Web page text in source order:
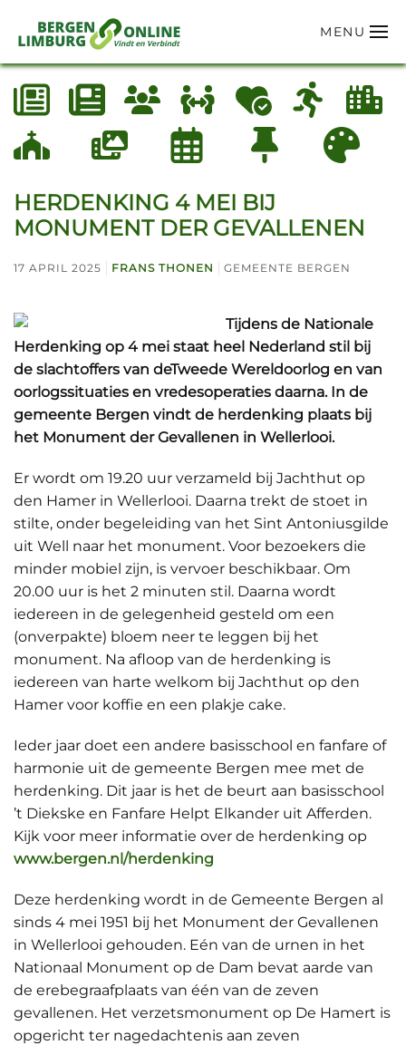
Terug naar hoofdinhoud
MENU
HERDENKING 4 MEI BIJ
MONUMENT DER GEVALLENEN
17 APRIL 2025 FRANS THONEN GEMEENTE BERGEN
Tijdens de Nationale
Herdenking op 4 mei staat heel Nederland stil bij
de slachtoffers van deTweede Wereldoorlog en van
oorlogssituaties en vredesoperaties daarna. In de
gemeente Bergen vindt de herdenking plaats bij
het Monument der Gevallenen in Wellerlooi.
Er wordt om 19.20 uur verzameld bij Jachthut op
den Hamer in Wellerlooi. Daarna trekt de stoet in
stilte, onder begeleiding van het Sint Antoniusgilde
uit Well naar het monument. Voor bezoekers die
minder mobiel zijn, is vervoer beschikbaar. Om
20.00 uur is het 2 minuten stil. Daarna wordt
iedereen in de gelegenheid gesteld om een
(onverpakte) bloem neer te leggen bij het
monument. Na afloop van de herdenking is
iedereen van harte welkom bij Jachthut op den
Hamer voor koffie en een plakje cake.
Ieder jaar doet een andere basisschool en fanfare of
harmonie uit de gemeente Bergen mee met de
herdenking. Dit jaar is het de beurt aan basisschool
’t Diekske en Fanfare Helpt Elkander uit Afferden.
Kijk voor meer informatie over de herdenking op
www.bergen.nl/herdenking
Deze herdenking wordt in de Gemeente Bergen al
sinds 4 mei 1951 bij het Monument der Gevallenen
in Wellerlooi gehouden. Eén van de urnen in het
Nationaal Monument op de Dam bevat aarde van
de erebegraafplaats van één van de zeven
gevallenen. Het verzetsmonument op De Hamert is
opgericht ter nagedachtenis aan zeven